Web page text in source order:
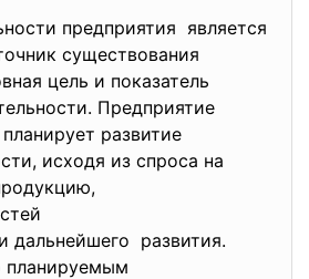
предприятия является
существования
цель и показатель
Предприятие
развитие
исходя из спроса на
дальнейшего развития.
планируемым